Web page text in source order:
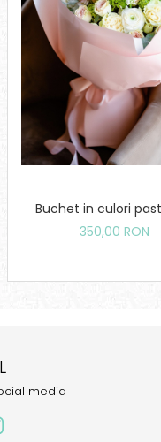
Buchet in culori
350,00 RON
media